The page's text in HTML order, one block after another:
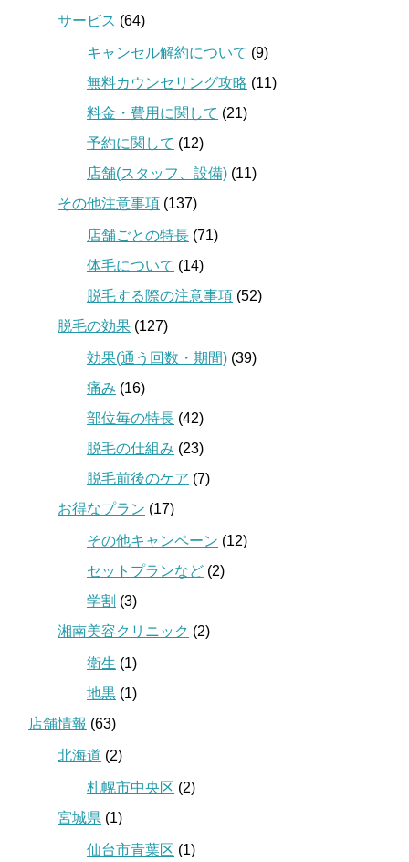
サービス (64)
キャンセル解約について (9)
無料カウンセリング攻略 (11)
料金・費用に関して (21)
予約に関して (12)
店舗(スタッフ、設備) (11)
その他注意事項 (137)
店舗ごとの特長 (71)
体毛について (14)
脱毛する際の注意事項 (52)
脱毛の効果 (127)
効果(通う回数・期間) (39)
痛み (16)
部位毎の特長 (42)
脱毛の仕組み (23)
脱毛前後のケア (7)
お得なプラン (17)
その他キャンペーン (12)
セットプランなど (2)
学割 (3)
湘南美容クリニック (2)
衛生 (1)
地黒 (1)
店舗情報 (63)
北海道 (2)
札幌市中央区 (2)
宮城県 (1)
仙台市青葉区 (1)